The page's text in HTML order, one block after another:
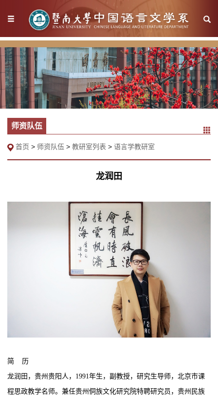
师资队伍
首页 > 师资队伍 > 教研室列表 > 语言学教研室
龙润田
简 历
龙润田，贵州贵阳人， 1991年生，副教授，研究生导师，北京市课
程思政教学名师。兼任贵州侗族文化研究院特聘研究员，贵州民族